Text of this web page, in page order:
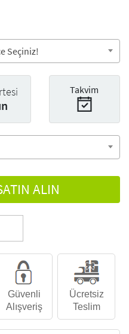
Seçiniz!
Takvim
ALIN
Güvenli
Alışveriş
Ücretsiz
Teslim